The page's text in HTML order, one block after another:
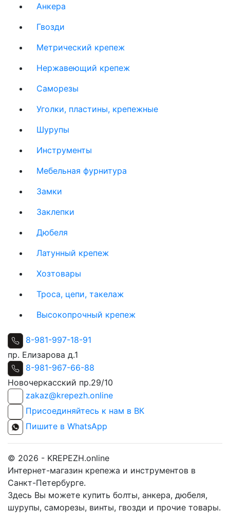
Анкера
Гвозди
Метрический крепеж
Нержавеющий крепеж
Саморезы
Уголки, пластины, крепежные
Шурупы
Инструменты
Мебельная фурнитура
Замки
Заклепки
Дюбеля
Латунный крепеж
Хозтовары
Троса, цепи, такелаж
Высокопрочный крепеж
8-981-997-18-91
пр. Елизарова д.1
8-981-967-66-88
Новочеркасский пр.29/10
zakaz@krepezh.online
Присоединяйтесь к нам в ВК
Пишите в WhatsApp
© 2026 - KREPEZH.online
Интернет-магазин крепежа и инструментов в
Санкт-Петербурге.
Здесь Вы можете купить болты, анкера, дюбеля,
шурупы, саморезы, винты, гвозди и прочие товары.